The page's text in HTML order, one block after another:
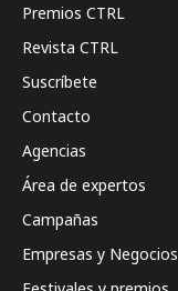
Premios CTRL
Revista CTRL
Suscríbete
Contacto
Agencias
Área de expertos
Campañas
Empresas y Negocios